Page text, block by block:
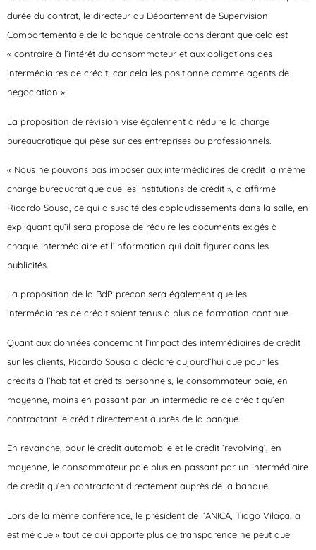
durée du contrat, le directeur du Département de Supervision
Comportementale de la banque centrale considérant que cela est
« contraire à l’intérêt du consommateur et aux obligations des
intermédiaires de crédit, car cela les positionne comme agents de
négociation ».
La proposition de révision vise également à réduire la charge
bureaucratique qui pèse sur ces entreprises ou professionnels.
« Nous ne pouvons pas imposer aux intermédiaires de crédit la même
charge bureaucratique que les institutions de crédit », a affirmé
Ricardo Sousa, ce qui a suscité des applaudissements dans la salle, en
expliquant qu’il sera proposé de réduire les documents exigés à
chaque intermédiaire et l’information qui doit figurer dans les
publicités.
La proposition de la BdP préconisera également que les
intermédiaires de crédit soient tenus à plus de formation continue.
Quant aux données concernant l’impact des intermédiaires de crédit
sur les clients, Ricardo Sousa a déclaré aujourd’hui que pour les
crédits à l’habitat et crédits personnels, le consommateur paie, en
moyenne, moins en passant par un intermédiaire de crédit qu’en
contractant le crédit directement auprès de la banque.
En revanche, pour le crédit automobile et le crédit ‘revolving’, en
moyenne, le consommateur paie plus en passant par un intermédiaire
de crédit qu’en contractant directement auprès de la banque.
Lors de la même conférence, le président de l’ANICA, Tiago Vilaça, a
estimé que « tout ce qui apporte plus de transparence ne peut que